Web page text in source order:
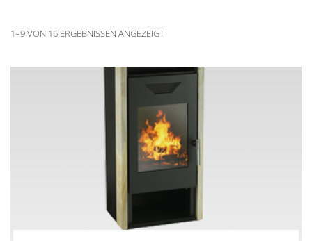
1–9 VON 16 ERGEBNISSEN ANGEZEIGT